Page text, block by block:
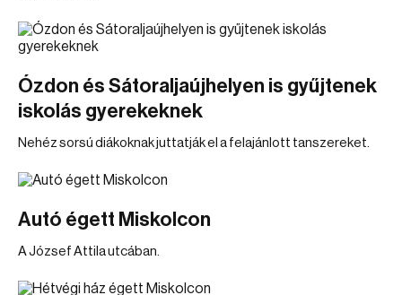
Ózdon és Sátoraljaújhelyen is gyűjtenek
iskolás gyerekeknek
Nehéz sorsú diákoknak juttatják el a felajánlott tanszereket.
Autó égett Miskolcon
A József Attila utcában.